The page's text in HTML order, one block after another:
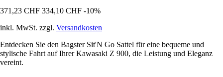
371,23 CHF 334,10 CHF -10%
inkl. MwSt. zzgl. Versandkosten
Entdecken Sie den Bagster Sit'N Go Sattel für eine bequeme und
stylische Fahrt auf Ihrer Kawasaki Z 900, die Leistung und Eleganz
vereint.